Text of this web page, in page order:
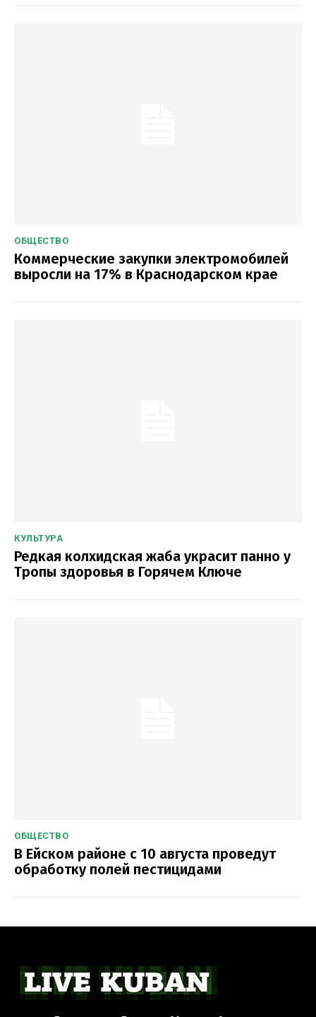
ОБЩЕСТВО
Коммерческие закупки электромобилей
выросли на 17% в Краснодарском крае
КУЛЬТУРА
Редкая колхидская жаба украсит панно у
Тропы здоровья в Горячем Ключе
ОБЩЕСТВО
В Ейском районе с 10 августа проведут
обработку полей пестицидами